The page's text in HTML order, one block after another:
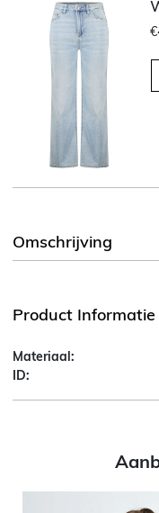
Omschrijving
Product Informatie
Materiaal:
ID: